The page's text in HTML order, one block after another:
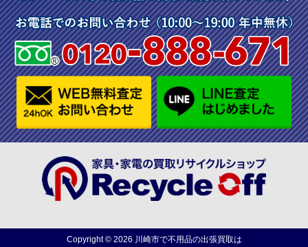
Copyright © 2026 川崎市で不用品の出張買取は